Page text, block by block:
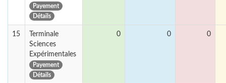
Payement
Détails
15
Terminale
Sciences
Expérimentales
Payement
Détails
0 0 0